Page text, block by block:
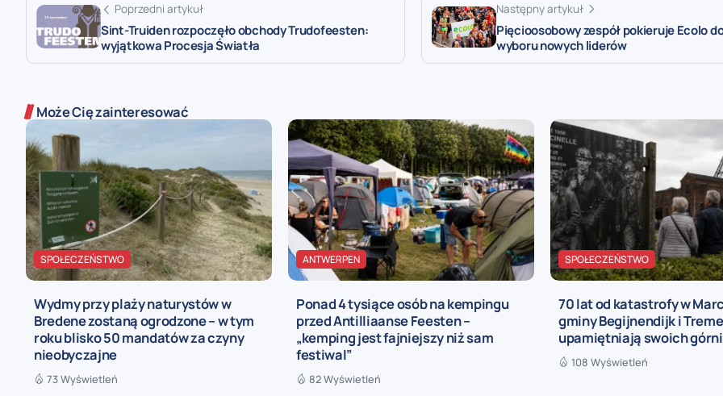
Poprzedni artykuł
Sint-Truiden rozpoczęło obchody Trudofeesten:
wyjątkowa Procesja Światła
Następny artykuł
Pięcioosobowy zespół pokieruje Ecolo
wyboru nowych liderów
Może Cię zainteresować
SPOŁECZEŃSTWO
Wydmy przy plaży naturystów w
Bredene zostaną ogrodzone – w tym
roku blisko 50 mandatów za czyny
nieobyczajne
73 Wyświetleń
ANTWERPEN
Ponad 4 tysiące osób na kempingu
przed Antilliaanse Feesten –
„kemping jest fajniejszy niż sam
festiwal”
82 Wyświetleń
SPOŁECZEŃSTWO
70 lat od katastrofy w
gminy Begijnendijk i
upamiętniają swoich
108 Wyświetleń